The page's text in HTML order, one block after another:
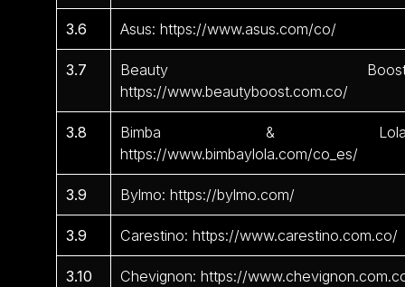
3.6 Asus: https://www.asus.com/co/
3.7
Beauty
https://www.beautyboost.com.co/
3.8
Bimba &
https://www.bimbaylola.com/co_es/
3.9 Bylmo: https://bylmo.com/
3.9 Carestino: https://www.carestino.com.co/
3.10 Chevignon: https://